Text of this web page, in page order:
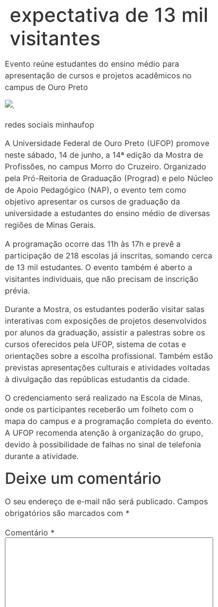
expectativa de 13 mil
visitantes
Evento reúne estudantes do ensino médio para
apresentação de cursos e projetos acadêmicos no
campus de Ouro Preto
redes sociais minhaufop
A Universidade Federal de Ouro Preto (UFOP) promove
neste sábado, 14 de junho, a 14ª edição da Mostra de
Profissões, no campus Morro do Cruzeiro. Organizado
pela Pró-Reitoria de Graduação (Prograd) e pelo Núcleo
de Apoio Pedagógico (NAP), o evento tem como
objetivo apresentar os cursos de graduação da
universidade a estudantes do ensino médio de diversas
regiões de Minas Gerais.
A programação ocorre das 11h às 17h e prevê a
participação de 218 escolas já inscritas, somando cerca
de 13 mil estudantes. O evento também é aberto a
visitantes individuais, que não precisam de inscrição
prévia.
Durante a Mostra, os estudantes poderão visitar salas
interativas com exposições de projetos desenvolvidos
por alunos da graduação, assistir a palestras sobre os
cursos oferecidos pela UFOP, sistema de cotas e
orientações sobre a escolha profissional. Também estão
previstas apresentações culturais e atividades voltadas
à divulgação das repúblicas estudantis da cidade.
O credenciamento será realizado na Escola de Minas,
onde os participantes receberão um folheto com o
mapa do campus e a programação completa do evento.
A UFOP recomenda atenção à organização do grupo,
devido à possibilidade de falhas no sinal de telefonia
durante a atividade.
Deixe um comentário
O seu endereço de e-mail não será publicado. Campos
obrigatórios são marcados com *
Comentário *